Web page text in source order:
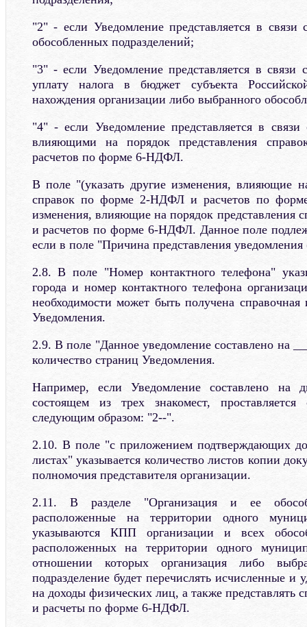
"2" - если Уведомление представляется в связи
обособленных подразделений;
"3" - если Уведомление представляется в связи
уплату налога в бюджет субъекта
нахождения организации либо выбранного
"4" - если Уведомление представляется в
влияющими на порядок представления
расчетов по форме 6-НДФЛ.
В поле "(указать другие изменения, влияющие
справок по форме 2-НДФЛ и расчетов по
изменения, влияющие на порядок
и расчетов по форме 6-НДФЛ. Данное поле
если в поле "Причина представления
2.8. В поле "Номер контактного телефона"
города и номер контактного телефона
необходимости может быть получена
Уведомления.
2.9. В поле "Данное уведомление составлено на
количество страниц Уведомления.
Например, если Уведомление составлено на
состоящем из трех знакомест, проставляется
следующим образом: "2--".
2.10. В поле "с приложением подтверждающих
листах" указывается количество листов копии
полномочия представителя организации.
2.11. В разделе "Организация и ее
расположенные на территории одного
указываются КПП организации и всех
расположенных на территории одного
отношении которых организация либо
подразделение будет перечислять исчисленные
на доходы физических лиц, а также
и расчеты по форме 6-НДФЛ.